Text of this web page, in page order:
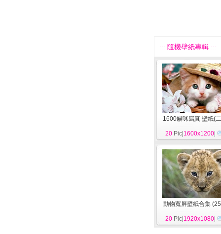
::: 隨機壁紙專輯 :::
1600貓咪寫真 壁紙(
20 Pic| 1600x1200
動物寬屏壁紙合集
20 Pic| 1920x1080